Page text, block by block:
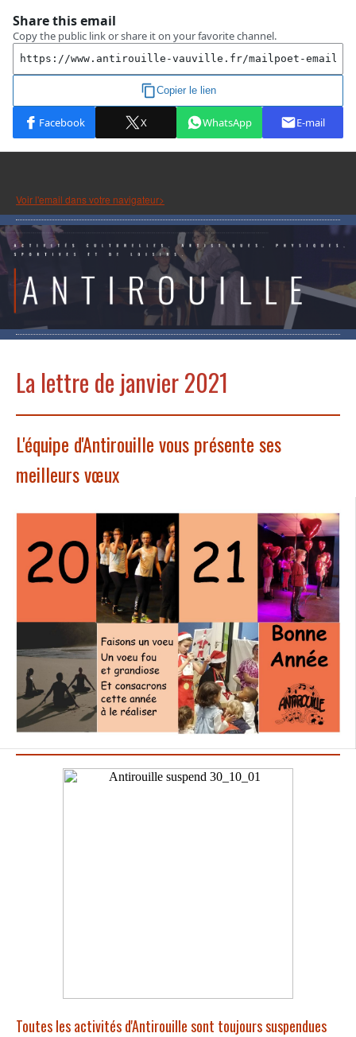
Voir l'email dans votre navigateur>
La lettre de janvier 2021
L'équipe d'Antirouille vous présente ses
meilleurs vœux
Toutes les activités d'Antirouille sont toujours suspendues